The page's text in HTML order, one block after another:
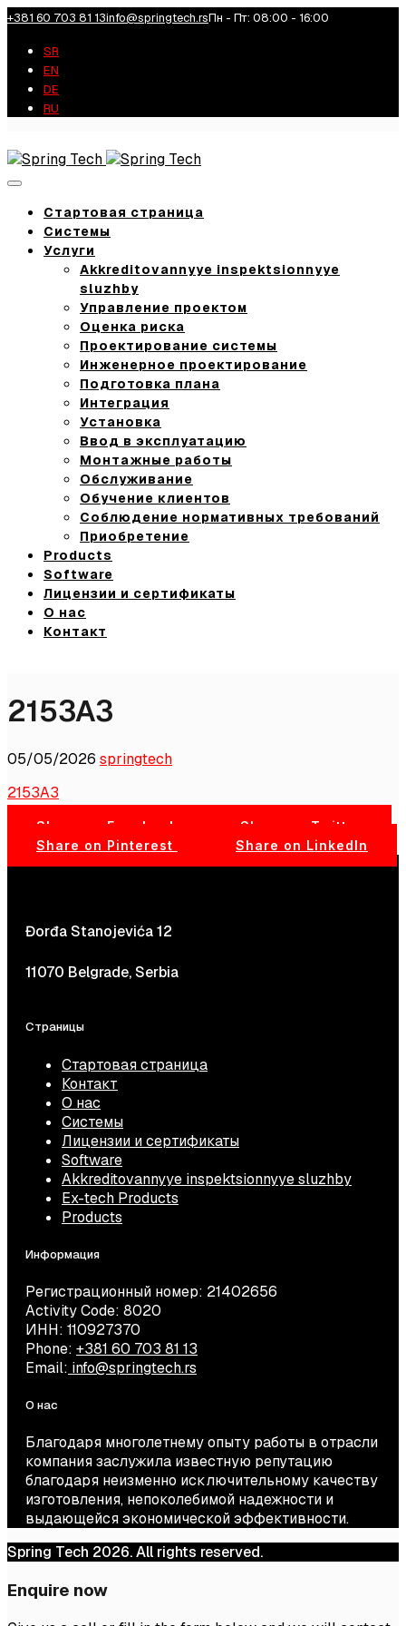
+381 60 703 81 13info@springtech.rsПн - Пт: 08:00 - 16:00
SR
EN
DE
RU
Toggle
Стартовая страница
Системы
Услуги
Akkreditovannyye inspektsionnyye
sluzhby
Управление проектом
Оценка риска
Проектирование системы
Инженерное проектирование
Подготовка плана
Интеграция
Установка
Ввод в эксплуатацию
Монтажные работы
Обслуживание
Обучение клиентов
Соблюдение нормативных требований
Приобретение
Products
Software
Лицензии и сертификаты
О нас
Контакт
2153A3
05/05/2026 springtech
2153A3
Share on Facebook
Share on Twitter
Share on Pinterest
Share on LinkedIn
Đorđa Stanojevića 12
11070 Belgrade, Serbia
Страницы
Стартовая страница
Контакт
О нас
Системы
Лицензии и сертификаты
Software
Akkreditovannyye inspektsionnyye sluzhby
Ex-tech Products
Products
Информация
Регистрационный номер: 21402656
Activity Code: 8020
ИНН: 110927370
Phone: +381 60 703 81 13
Email: info@springtech.rs
О нас
Благодаря многолетнему опыту работы в отрасли
компания заслужила известную репутацию
благодаря неизменно исключительному качеству
изготовления, непоколебимой надежности и
выдающейся экономической эффективности.
Spring Tech 2026. All rights reserved.
Enquire now